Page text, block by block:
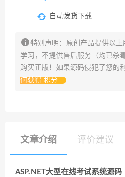
自动发货下载
特别声明：原创产品提供以
学习，不提供售后服务（均已杀
购买正版！如果源码侵犯了您的
何获得 积分
文章介绍 评价建议
ASP.NET大型在线考试系统源码